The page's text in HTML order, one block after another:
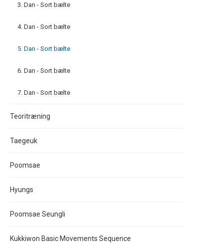
3. Dan - Sort bælte
4. Dan - Sort bælte
5. Dan - Sort bælte
6. Dan - Sort bælte
7. Dan - Sort bælte
Teoritræning
Taegeuk
Poomsae
Hyungs
Poomsae Seungli
Kukkiwon Basic Movements Sequence